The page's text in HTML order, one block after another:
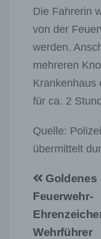
Die Fahrerin
von der
werden.
mehreren
Krankenhaus
für ca. 2
Quelle:
übermittelt
Goldenes
Feuerwehr-
Wehrführer